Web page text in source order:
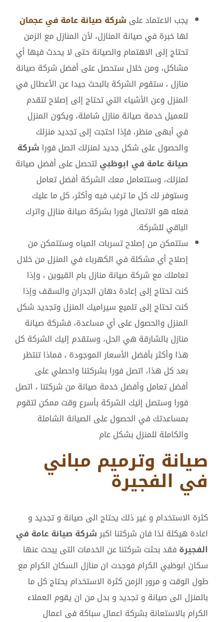
يجب الاعتماد على شركة صيانة عامة في عجمان
لها خبرة في صيانة المنازل، لأن المنازل مع الزمن
تحتاج إلى الاهتمام والصيانة حتى لا يحدث فيها أي
مشاكل، ومن خلال ستحصل على أفضل شركة صيانة
منازل ، ستقوم الشركة بالبحث جيدا عن الأعطال في
المنزل وعن الأشياء التي تحتاج إلى إصلاح لتقدم
للعميل خدمة صيانة منازل شاملة، ويكون المنزل
في أبهى منظر، فإذا احتجت إلى تجديد منزلك
والحصول على شكل جديد لمنزلك اتصل فورا شركة
صيانة عامة في ابوظبي لتحصل على أفضل صيانة
لمنزلك، وستتعامل معك الشركة أفضل تعامل
وستوفر لك كل ما ترغب فيه وأكثر، كل ما عليك
فعله هو الاتصال فورا بشركة صيانة منازل واترك
الباقي للشركة.
ستتمكن من إصلاح تسربات المياه وستتمكن من
إصلاح أي مشكلة في الكهرباء في المنزل من خلال
تعاملك مع شركة صيانة منازل بام القيوين ، وإذا
كنت تحتاج إلى إعادة دهان الجدران والسقف وإذا
كنت تحتاج إلى تلميع سيراميك المنزل وتجديد شكل
المنزل والحصول على أي مساعدة، فشركة صيانة
منازل بالشارقة هي الحل، وستقدم إليك الشركة كل
هذا وأكثر بأفضل الأسعار الموجودة ، فماذا تنتظر
بعد كل هذا، اتصل فورا بشركتنا واحصلي على
أفضل تعامل وأفضل خدمة صيانة من شركتنا ، اتصل
فورا وستصل إليك الشركة بأسرع وقت ممكن لتقوم
بمساعدتك في الحصول على الصيانة الشاملة
والكاملة للمنزل بشكل عام
صيانة وترميم مباني
في الفجيرة
كثرة الاستخدام و غير ذلك يحتاج الى صيانة و تجديد و
اعادة هيكلة لذا فان شركتنا اكبرشركة صيانة عامة في
الفجيرة فقد بحثت شركتنا عن الخدمات التى يبحث عنها
سكان ابوظبي الكرام فوجدت ان منازل السكان الكرام مع
طول الوقت و مرور الزمن كثرة الاستخدام يحتاج كل ما
بالمنزل الى صيانة و تجديد و بدل من ان يقوم العملاء
الكرام بالاستعانة بشركة اعمال سباكة فى اعمال